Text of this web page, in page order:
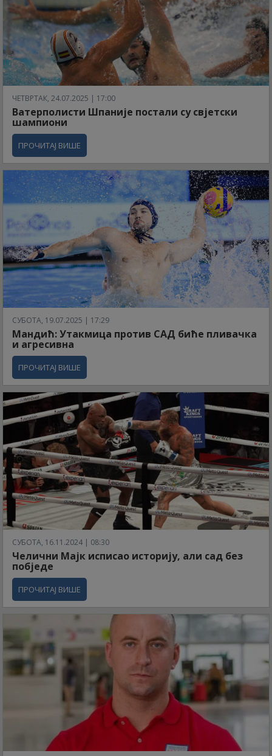
ЧЕТВРТАК, 24.07.2025 | 17:00
Ватерполисти Шпаније постали су свјетски
шампиони
ПРОЧИТАЈ ВИШЕ
СУБОТА, 19.07.2025 | 17:29
Мандић: Утакмица против САД биће пливачка
и агресивна
ПРОЧИТАЈ ВИШЕ
СУБОТА, 16.11.2024 | 08:30
Челични Мајк исписао историју, али сад без
побједе
ПРОЧИТАЈ ВИШЕ